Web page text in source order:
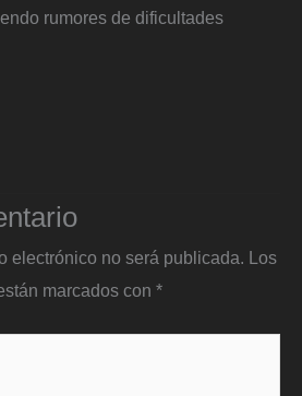
rumores de dificultades
electrónico no será publicada. Los
marcados con *